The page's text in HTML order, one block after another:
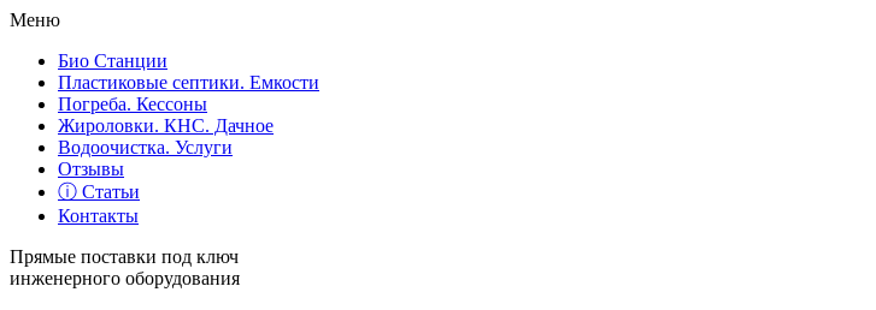
Меню
Био Станции
Пластиковые септики. Емкости
Погреба. Кессоны
Жироловки. КНС. Дачное
Водоочистка. Услуги
Отзывы
ⓘ Статьи
Контакты
Прямые поставки под ключ
инженерного оборудования